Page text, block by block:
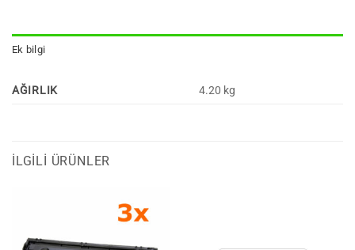
Ek bilgi
AĞIRLIK 4.20 kg
İLGILI ÜRÜNLER